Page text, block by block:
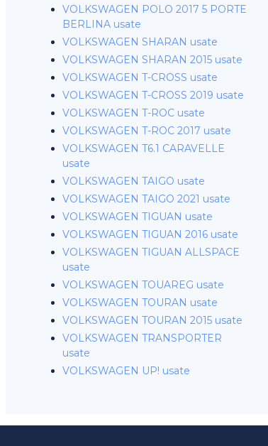
VOLKSWAGEN POLO 2017 5 PORTE
BERLINA usate
VOLKSWAGEN SHARAN usate
VOLKSWAGEN SHARAN 2015 usate
VOLKSWAGEN T-CROSS usate
VOLKSWAGEN T-CROSS 2019 usate
VOLKSWAGEN T-ROC usate
VOLKSWAGEN T-ROC 2017 usate
VOLKSWAGEN T6.1 CARAVELLE
usate
VOLKSWAGEN TAIGO usate
VOLKSWAGEN TAIGO 2021 usate
VOLKSWAGEN TIGUAN usate
VOLKSWAGEN TIGUAN 2016 usate
VOLKSWAGEN TIGUAN ALLSPACE
usate
VOLKSWAGEN TOUAREG usate
VOLKSWAGEN TOURAN usate
VOLKSWAGEN TOURAN 2015 usate
VOLKSWAGEN TRANSPORTER
usate
VOLKSWAGEN UP! usate